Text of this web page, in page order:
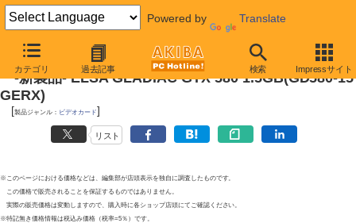
Powered by Translate
カテゴリ 過去記事 検索 Impressサイト
2010年11月13日号
-新製品- ELSA GLADIAC GTX 580 1.5GB(GD580-15
GERX)
[製品ジャンル： ビデオカード]
リスト
※このページにおける価格などは、編集部が店頭表示を独自に調査したものです。
この価格で販売されることを保証するものではありません。
実際の販売価格は変動しますので、購入時に各ショップ店頭にてご確認ください。
※特記無き価格情報は税込み価格（税率=5％）です。